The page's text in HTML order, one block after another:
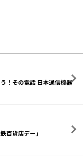
！その電話 日本通信機器
百貨店デー」